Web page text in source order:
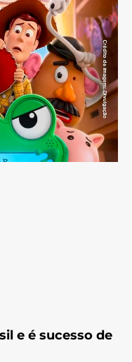
e é sucesso de